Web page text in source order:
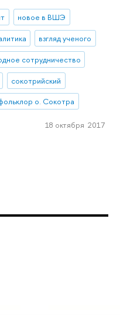
новое в ВШЭ
взгляд ученого
сотрудничество
сокотрийский
о. Сокотра
18 октября 2017